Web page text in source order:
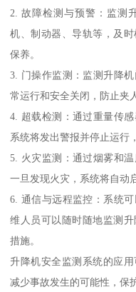
2. 故障检测与预警：监测
机、制动器、导轨等，及
保养。
3. 门操作监测：监测升降
常运行和安全关闭，防止夹
4. 超载检测：通过重量传
系统将发出警报并停止运行
5. 火灾监测：通过烟雾和
一旦发现火灾，系统将自动
6. 通信与远程监控：系统
维人员可以随时随地监测
措施。
升降机安全监测系统的应
减少事故发生的可能性，保